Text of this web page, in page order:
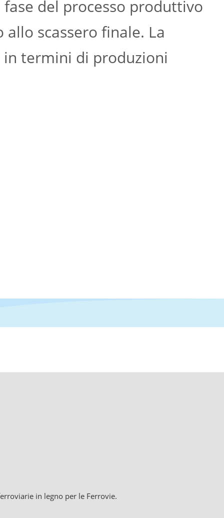
del processo produttivo
scassero finale. La
termini di produzioni
in legno per le Ferrovie.